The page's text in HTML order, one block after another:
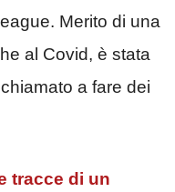
Merito di una
al Covid, è stata
a fare dei
tracce di un